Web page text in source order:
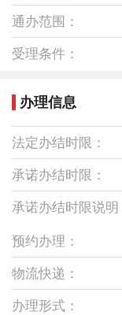
通办范围：
受理条件：
证明材料办理变
写； 3、核对表内
照等）是否一致；
加盖单位公章。
致
办理信息
法定办结时限：
承诺办结时限：
承诺办结时限说明
时时限）
预约办理：
物流快递：
办理形式：